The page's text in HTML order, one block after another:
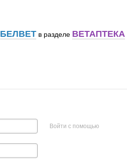
БЕЛВЕТ в разделе ВЕТАПТЕКА
Войти с помощью